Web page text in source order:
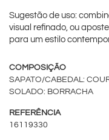
Sugestão de uso:
visual refinado, ou
para um estilo
COMPOSIÇÃO
SAPATO/CABEDAL:
SOLADO: BORRACHA
REFERÊNCIA
16119330